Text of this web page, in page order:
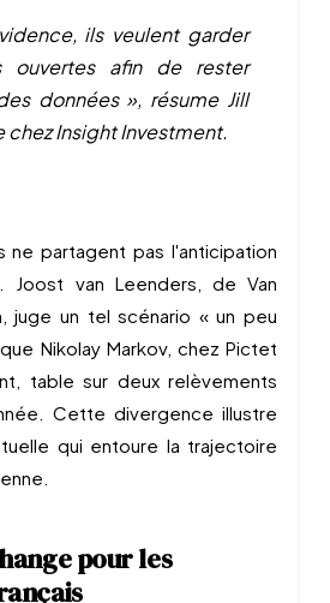
ils veulent garder
ouvertes afin de rester
données », résume Jill
chez Insight Investment.
ne partagent pas l'anticipation
Joost van Leenders, de Van
juge un tel scénario « un peu
Nikolay Markov, chez Pictet
table sur deux relèvements
Cette divergence illustre
qui entoure la trajectoire
pour les